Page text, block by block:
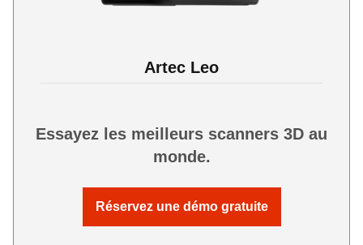
Artec Leo
Essayez les meilleurs scanners 3D au
monde.
Réservez une démo gratuite